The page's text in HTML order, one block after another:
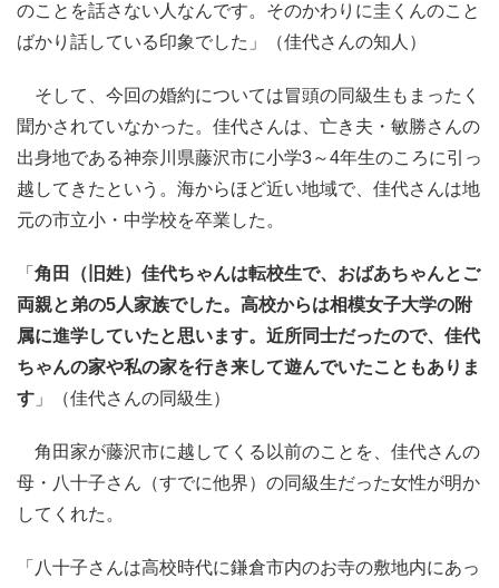
のことを話さない人なんです。そのかわりに圭くんのこと
ばかり話している印象でした」（佳代さんの知人）
そして、今回の婚約については冒頭の同級生もまったく
聞かされていなかった。佳代さんは、亡き夫・敏勝さんの
出身地である神奈川県藤沢市に小学3～4年生のころに引っ
越してきたという。海からほど近い地域で、佳代さんは地
元の市立小・中学校を卒業した。
「 角田（旧姓）佳代ちゃんは転校生で、おばあちゃんとご
両親と弟の5人家族でした。高校からは相模女子大学の附
属に進学していたと思います。近所同士だったので、佳代
ちゃんの家や私の家を行き来して遊んでいたこともありま
す 」（佳代さんの同級生）
角田家が藤沢市に越してくる以前のことを、佳代さんの
母・八十子さん（すでに他界）の同級生だった女性が明か
してくれた。
「八十子さんは高校時代に鎌倉市内のお寺の敷地内にあっ